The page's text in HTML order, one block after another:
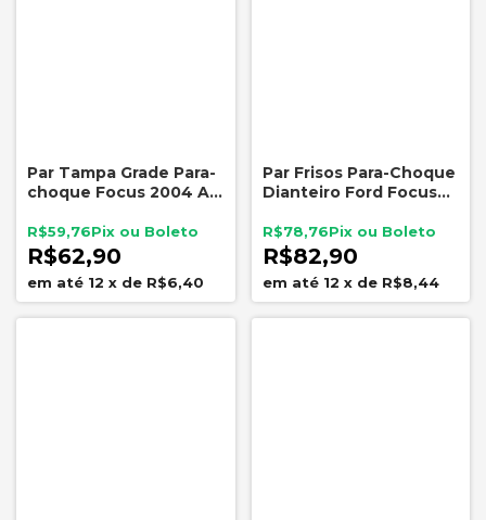
Par Tampa Grade Para-
choque Focus 2004 A
Esquerda
R$62,90
R$59,76
12 x de R$6,40
Par Frisos Para-Choque
Dianteiro Ford Focus
R$82,90
R$78,76
12 x de R$8,44